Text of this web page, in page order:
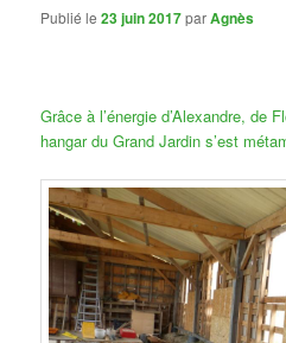
Publié le23 juin 2017parAgnès
Grâce à l’énergie d’Alexandre, de
hangar du Grand Jardin s’est